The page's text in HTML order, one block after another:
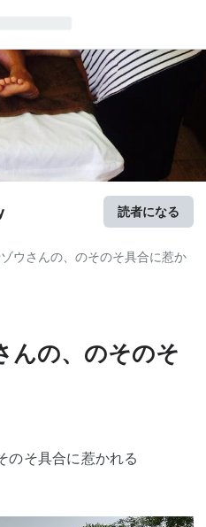
読者になる
ウさんの、のそのそ具合に惹か
んの、のそのそ
のそ具合に惹かれる